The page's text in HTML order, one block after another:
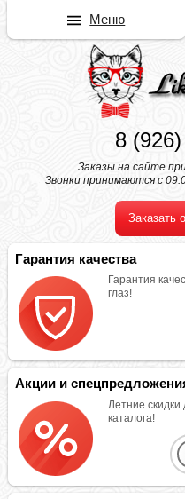
8
Заказы на сайте
Звонки принимаются с
Заказать
Гарантия качества
Гарантия
глаз!
Акции и
Летние
каталога!
Меню